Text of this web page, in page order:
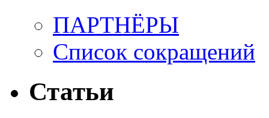
ПАРТНЁРЫ
Список сокращений
Статьи